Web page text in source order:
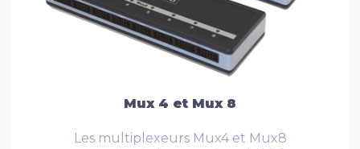
Mux 4 et Mux 8
Les multiplexeurs Mux4 et Mux8